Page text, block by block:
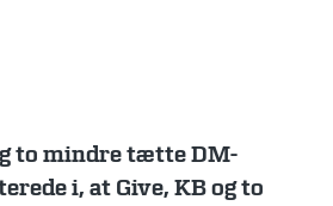
to mindre tætte DM-
i, at Give, KB og to